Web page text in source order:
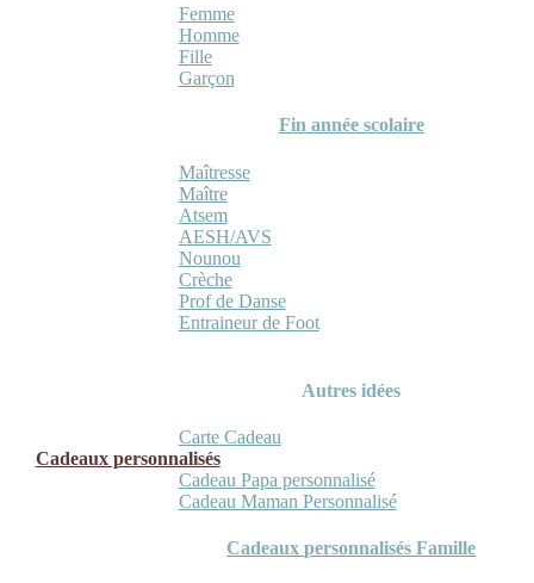
Femme
Homme
Fille
Garçon
Fin année scolaire
Maîtresse
Maître
Atsem
AESH/AVS
Nounou
Crèche
Prof de Danse
Entraineur de Foot
Autres idées
Carte Cadeau
Cadeaux personnalisés
Cadeau Papa personnalisé
Cadeau Maman Personnalisé
Cadeaux personnalisés Famille